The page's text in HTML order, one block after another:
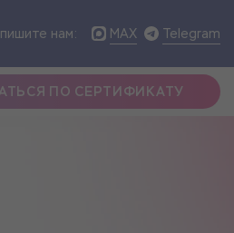
нам: MAX Telegram
ПО СЕРТИФИКАТУ